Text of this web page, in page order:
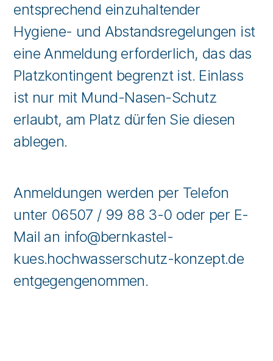
entsprechend einzuhaltender
Hygiene- und Abstandsregelungen ist
eine Anmeldung erforderlich, das das
Platzkontingent begrenzt ist. Einlass
ist nur mit Mund-Nasen-Schutz
erlaubt, am Platz dürfen Sie diesen
ablegen.
Anmeldungen werden per Telefon
unter 06507 / 99 88 3-0 oder per E-
Mail an info@bernkastel-
kues.hochwasserschutz-konzept.de
entgegengenommen.